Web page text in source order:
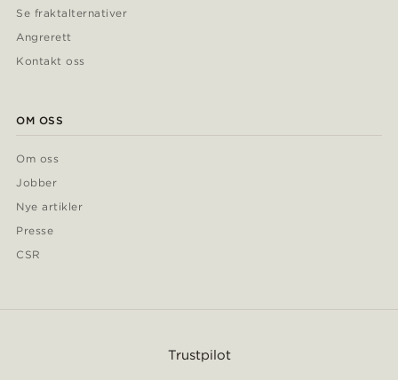
Se fraktalternativer
Angrerett
Kontakt oss
OM OSS
Om oss
Jobber
Nye artikler
Presse
CSR
Trustpilot